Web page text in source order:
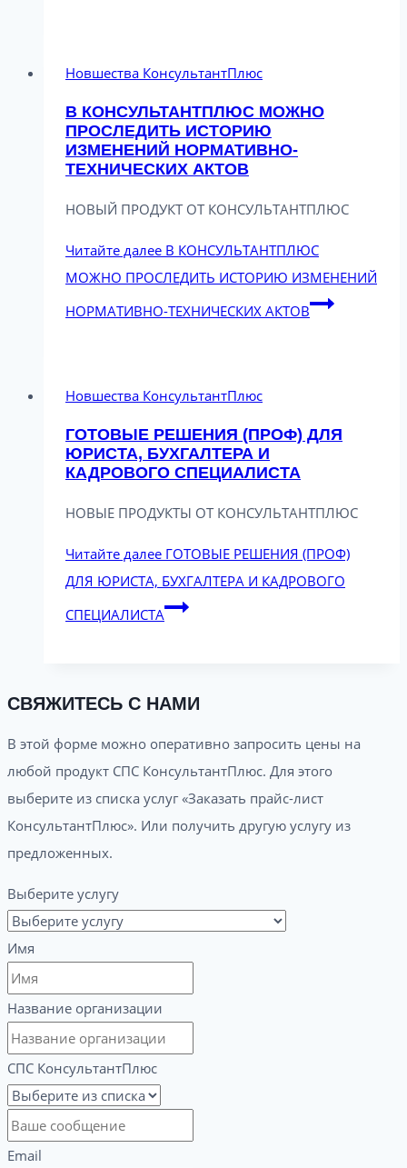
Новшества КонсультантПлюс
В КОНСУЛЬТАНТПЛЮС МОЖНО
ПРОСЛЕДИТЬ ИСТОРИЮ
ИЗМЕНЕНИЙ НОРМАТИВНО-
ТЕХНИЧЕСКИХ АКТОВ
НОВЫЙ ПРОДУКТ ОТ КОНСУЛЬТАНТПЛЮС
Читайте далее В КОНСУЛЬТАНТПЛЮС
МОЖНО ПРОСЛЕДИТЬ ИСТОРИЮ ИЗМЕНЕНИЙ
НОРМАТИВНО-ТЕХНИЧЕСКИХ АКТОВ
Новшества КонсультантПлюс
ГОТОВЫЕ РЕШЕНИЯ (ПРОФ) ДЛЯ
ЮРИСТА, БУХГАЛТЕРА И
КАДРОВОГО СПЕЦИАЛИСТА
НОВЫЕ ПРОДУКТЫ ОТ КОНСУЛЬТАНТПЛЮС
Читайте далее ГОТОВЫЕ РЕШЕНИЯ (ПРОФ)
ДЛЯ ЮРИСТА, БУХГАЛТЕРА И КАДРОВОГО
СПЕЦИАЛИСТА
СВЯЖИТЕСЬ С НАМИ
В этой форме можно оперативно запросить цены на
любой продукт СПС КонсультантПлюс. Для этого
выберите из списка услуг «Заказать прайс-лист
КонсультантПлюс». Или получить другую услугу из
предложенных.
Выберите услугу
Имя
Название организации
СПС КонсультантПлюс
Email